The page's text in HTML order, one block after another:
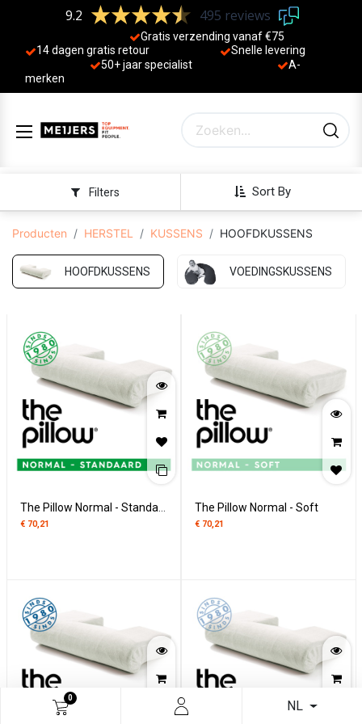
0
NL
9.2 495 reviews
Gratis verzending vanaf €75
14 dagen gratis retour
Sne lle levering
50+ jaar specialist
A-
merken
Sort By
Filters
Producten HERSTEL KUSSENS HOOFDKUSSENS
HOOFDKUSSENS VOEDINGSKUSSENS
€ 70,21
The Pillow Normal - Soft
€ 70,21